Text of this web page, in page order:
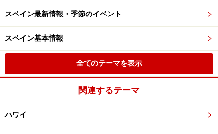
スペイン最新情報・季節のイベント
スペイン基本情報
全てのテーマを表示
関連するテーマ
ハワイ